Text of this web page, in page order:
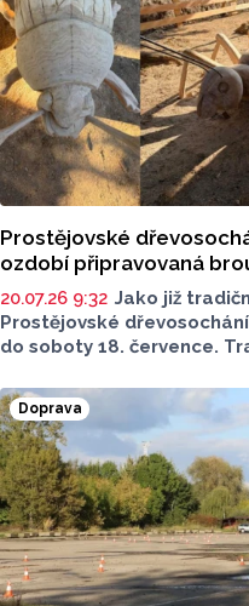
Prostějovské
ozdobí připravovaná
20.07.26 9:32 Jako již
Prostějovské
do soboty 18. července.
dřevěných soch.
Doprava